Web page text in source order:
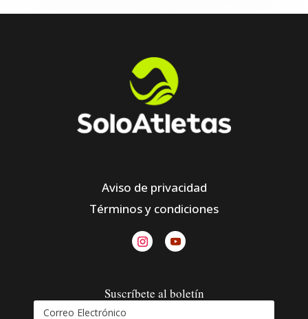
Aviso de privacidad
Términos y condiciones
Suscríbete al boletín